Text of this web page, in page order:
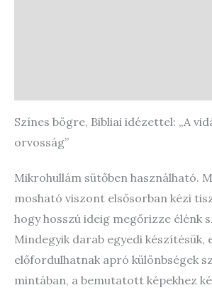
Színes bögre, Bibliai idézettel: „A
orvosság”
Mikrohullám sütőben használható.
mosható viszont elsősorban kézi
hogy hosszú ideig megőrizze élénk
Mindegyik darab egyedi készítésük,
előfordulhatnak apró különbségek
mintában, a bemutatott képekhez